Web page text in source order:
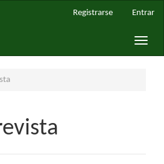
Registrarse Entrar
Toggle